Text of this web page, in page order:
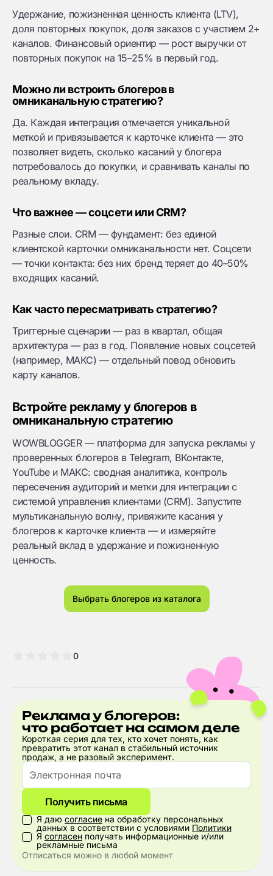
Удержание, пожизненная ценность клиента (LTV),
доля повторных покупок, доля заказов с участием 2+
каналов. Финансовый ориентир — рост выручки от
повторных покупок на 15–25% в первый год.
Можно ли встроить блогеров в
омниканальную стратегию?
Да. Каждая интеграция отмечается уникальной
меткой и привязывается к карточке клиента — это
позволяет видеть, сколько касаний у блогера
потребовалось до покупки, и сравнивать каналы по
реальному вкладу.
Что важнее — соцсети или CRM?
Разные слои. CRM — фундамент: без единой
клиентской карточки омниканальности нет. Соцсети
— точки контакта: без них бренд теряет до 40–50%
входящих касаний.
Как часто пересматривать стратегию?
Триггерные сценарии — раз в квартал, общая
архитектура — раз в год. Появление новых соцсетей
(например, МАКС) — отдельный повод обновить
карту каналов.
Встройте рекламу у блогеров в
омниканальную стратегию
WOWBLOGGER — платформа для запуска рекламы у
проверенных блогеров в Telegram, ВКонтакте,
YouTube и МАКС: сводная аналитика, контроль
пересечения аудиторий и метки для интеграции с
системой управления клиентами (CRM). Запустите
мультиканальную волну, привяжите касания у
блогеров к карточке клиента — и измеряйте
реальный вклад в удержание и пожизненную
ценность.
Выбрать блогеров из каталога
0
Реклама у блогеров:
что работает на самом деле
Короткая серия для тех, кто хочет понять, как
превратить этот канал в стабильный источник
продаж, а не разовый эксперимент.
Получить письма
Я даю согласие на обработку персональных
данных в соответствии с условиями Политики
Я согласен получать информационные и/или
рекламные письма
Отписаться можно в любой момент